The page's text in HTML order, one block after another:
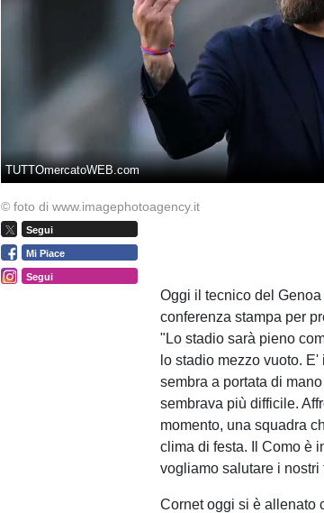
TUTTOmercatoWEB.com
© foto di www.imagephotoagency.it
Segui
Mi Piace
Segui
Oggi il tecnico del Genoa
conferenza stampa per
"Lo stadio sarà pieno
lo stadio mezzo vuoto.
sembra a portata di
sembrava più difficile.
momento, una squadra
clima di festa. Il Como è
vogliamo salutare i nostri
Cornet oggi si è allenato